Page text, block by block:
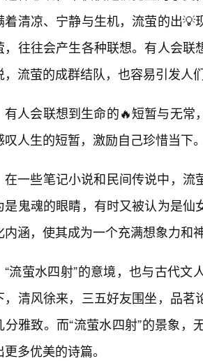
着清凉、宁静与生机，流萤的出
，往往会产生各种联想。有人会
，流萤的成群结队，也容易引发人
有人会联想到生命的🔥短暂与无
叹人生的短暂，激励自己珍惜当下
在一些笔记小说和民间传说中，流
是鬼魂的眼睛，有时又被认为是
内涵，使其成为一个充满想象力和
“流萤水四射”的意境，也与古代
，清风徐来，三五好友围坐，品
分雅致。而“流萤水四射”的景象
多优美的诗篇。